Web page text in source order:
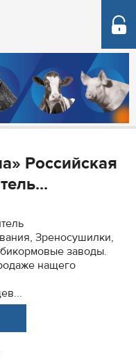
Российская
Зреносушилки,
заводы.
нащего